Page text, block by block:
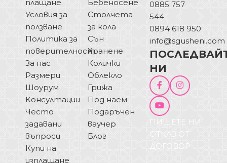
плащане
Условия за
ползване
Политика за
поверителност
За нас
Размери
Шоурум
Консултации
Често
задавани
въпроси
Купи на
изплащане
Бебеносене
Столчета
за кола
Сън
Хранене
Колички
Облекло
Грижа
Под наем
Подаръчен
ваучер
Блог
0885 757
544
0894 618 950
info@sgusheni.com
НИ